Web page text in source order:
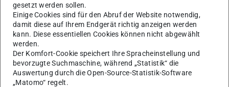
gesetzt werden sollen.
Einige Cookies sind für den Abruf der Website notwendig,
damit diese auf Ihrem Endgerät richtig anzeigen werden
kann. Diese essentiellen Cookies können nicht abgewählt
werden.
Der Komfort-Cookie speichert Ihre Spracheinstellung und
bevorzugte Suchmaschine, während „Statistik“ die
Auswertung durch die Open-Source-Statistik-Software
„Matomo“ regelt.